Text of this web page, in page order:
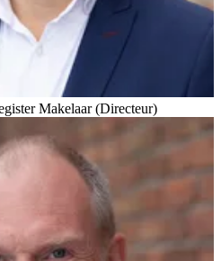
Makelaar (Directeur)